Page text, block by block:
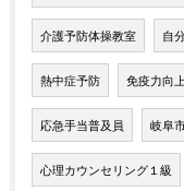
介護予防体操教室 自
熱中症予防 免疫力向上
応急手当普及員 岐阜
心理カウンセリング１級